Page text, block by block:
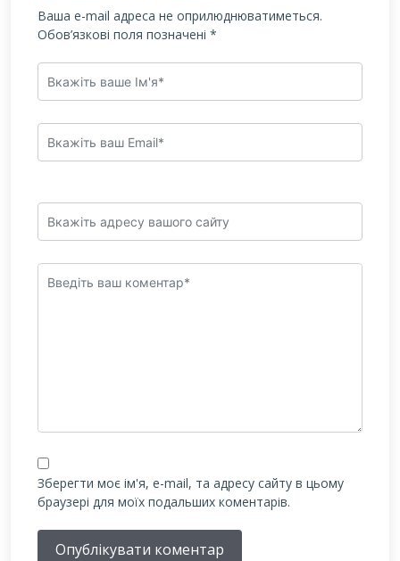
Ваша e-mail адреса не оприлюднюватиметься.
Обов’язкові поля позначені *
Зберегти моє ім'я, e-mail, та адресу сайту в цьому
браузері для моїх подальших коментарів.
Опублікувати коментар